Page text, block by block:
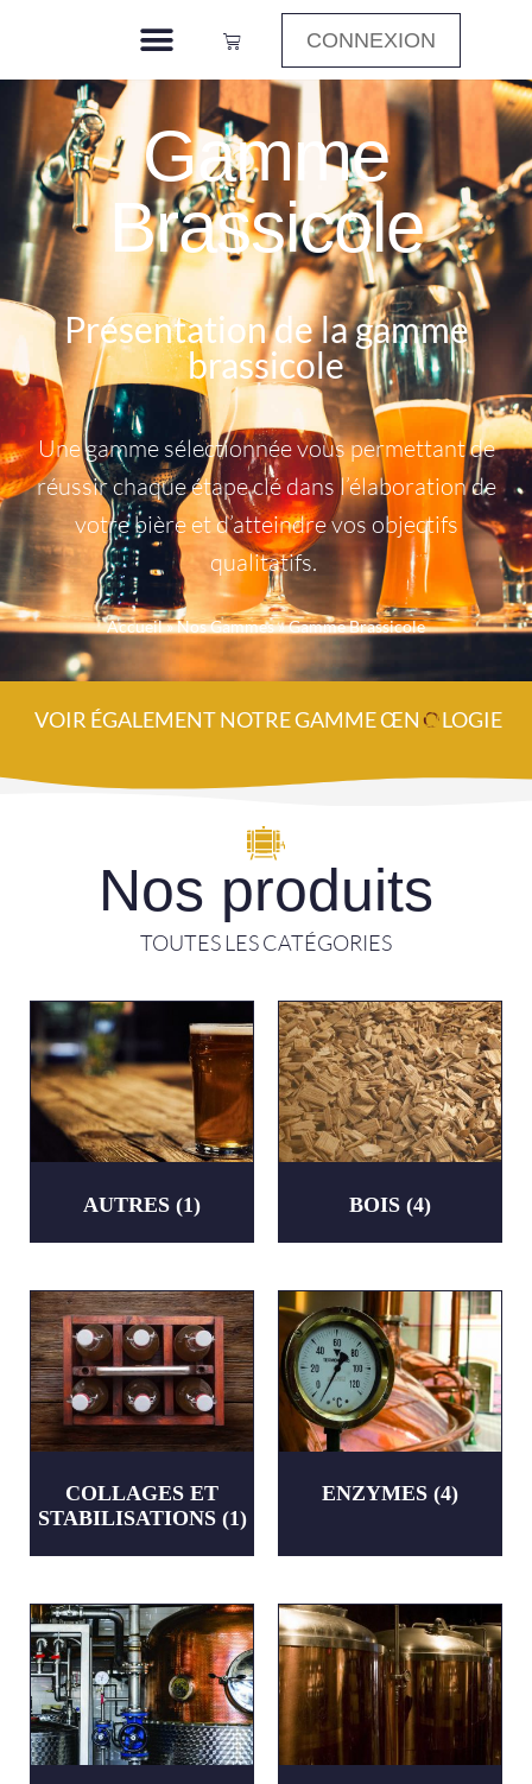
CONNEXION
Gamme
Brassicole
Présentation de la gamme
brassicole
Une gamme sélectionnée vous permettant de
réussir chaque étape clé dans l’élaboration de
votre bière et d’atteindre vos objectifs
qualitatifs.
Accueil»Nos Gammes»Gamme Brassicole
VOIR ÉGALEMENT NOTRE GAMME ŒN OLOGIE
Nos produits
TOUTES LES CATÉGORIES
AUTRES (1) BOIS (4)
COLLAGES ET
STABILISATIONS (1)
ENZYMES (4)